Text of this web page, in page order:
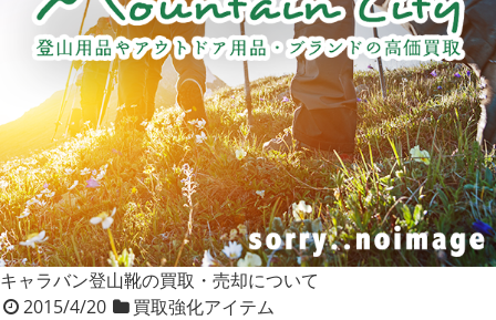
キャラバン登山靴の買取・売却について
2015/4/20
買取強化アイテム